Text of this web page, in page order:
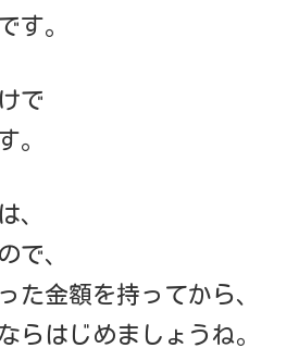
す。
で
。
、
で、
た金額を持ってから、
らはじめましょうね。